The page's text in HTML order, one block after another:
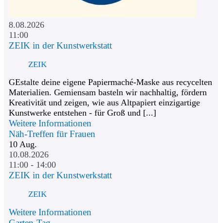
8.08.2026
11:00
ZEIK in der Kunstwerkstatt
ZEIK
GEstalte deine eigene Papiermaché-Maske aus recycelten
Materialien. Gemiensam basteln wir nachhaltig, fördern
Kreativität und zeigen, wie aus Altpapiert einzigartige
Kunstwerke entstehen - für Groß und [...]
Weitere Informationen
Näh-Treffen für Frauen
10 Aug.
10.08.2026
11:00 - 14:00
ZEIK in der Kunstwerkstatt
ZEIK
Weitere Informationen